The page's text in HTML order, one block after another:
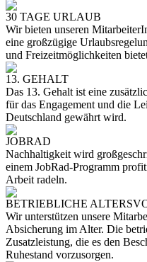
30 TAGE URLAUB
Wir bieten unseren
eine großzügige
und Freizeitmöglichkeiten
13. GEHALT
Das 13. Gehalt ist eine
für das Engagement und die
Deutschland gewährt wird.
JOBRAD
Nachhaltigkeit wird
einem JobRad-Programm
Arbeit radeln.
BETRIEBLICHE
Wir unterstützen unsere
Absicherung im Alter. Die
Zusatzleistung, die es den
Ruhestand vorzusorgen.